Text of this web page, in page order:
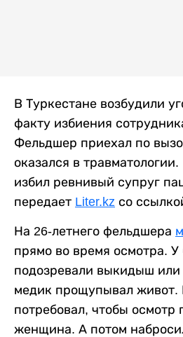
В Туркестане возбудили
факту избиения
Фельдшер приехал по
оказался в
избил ревнивый супруг
передает Liter.kz со
На 26-летнего фельдшера
прямо во время осмотра.
подозревали выкидыш
медик прощупывал живот.
потребовал, чтобы осмотр
женщина. А потом